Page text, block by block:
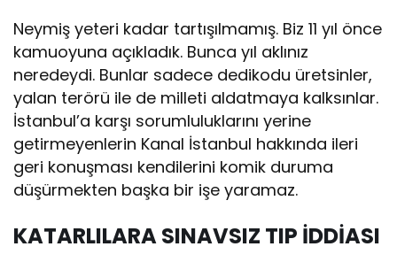
Neymiş yeteri kadar tartışılmamış. Biz 11 yıl önce
kamuoyuna açıkladık. Bunca yıl aklınız
neredeydi. Bunlar sadece dedikodu üretsinler,
yalan terörü ile de milleti aldatmaya kalksınlar.
İstanbul’a karşı sorumluluklarını yerine
getirmeyenlerin Kanal İstanbul hakkında ileri
geri konuşması kendilerini komik duruma
düşürmekten başka bir işe yaramaz.
KATARLILARA SINAVSIZ TIP İDDİASI